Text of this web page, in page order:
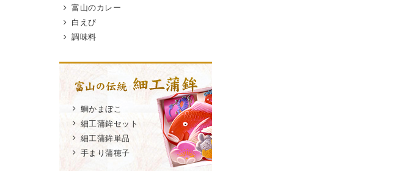
富山のカレー
白えび
調味料
鯛かまぼこ
細工蒲鉾セット
細工蒲鉾単品
手まり蒲穂子